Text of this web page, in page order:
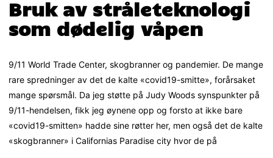
Bruk av stråleteknologi
som dødelig våpen
9/11 World Trade Center, skogbranner og pandemier. De mange
rare spredninger av det de kalte «covid19-smitte», forårsaket
mange spørsmål. Da jeg støtte på Judy Woods synspunkter på
9/11-hendelsen, fikk jeg øynene opp og forsto at ikke bare
«covid19-smitten» hadde sine røtter her, men også det de kalte
«skogbranner» i Californias Paradise city hvor de på